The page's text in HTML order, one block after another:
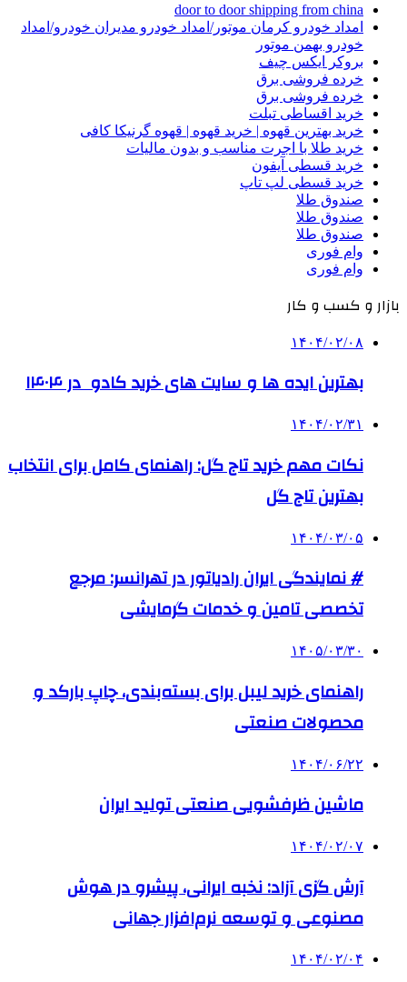
door to door shipping from china
امداد خودرو کرمان موتور/امداد خودرو مدیران خودرو/امداد
خودرو بهمن موتور
بروکر ایکس چیف
خرده فروشی برق
خرده فروشی برق
خرید اقساطی تبلت
خرید بهترین قهوه | خرید قهوه | قهوه گرنیکا کافی
خرید طلا با اجرت مناسب و بدون مالیات
خرید قسطی آیفون
خرید قسطی لپ تاپ
صندوق طلا
صندوق طلا
صندوق طلا
وام فوری
وام فوری
بازار و کسب و کار
۱۴۰۴/۰۲/۰۸
بهترین ایده ها و سایت های خرید کادو در ۱۴۰۴
۱۴۰۴/۰۲/۳۱
نکات مهم خرید تاج گل: راهنمای کامل برای انتخاب
بهترین تاج گل
۱۴۰۴/۰۳/۰۵
# نمایندگی ایران رادیاتور در تهرانسر: مرجع
تخصصی تامین و خدمات گرمایشی
۱۴۰۵/۰۳/۳۰
راهنمای خرید لیبل برای بسته‌بندی، چاپ بارکد و
محصولات صنعتی
۱۴۰۴/۰۶/۲۲
ماشین ظرفشویی صنعتی تولید ایران
۱۴۰۴/۰۲/۰۷
آرش گزی آزاد: نخبه ایرانی، پیشرو در هوش
مصنوعی و توسعه نرم‌افزار جهانی
۱۴۰۴/۰۲/۰۴